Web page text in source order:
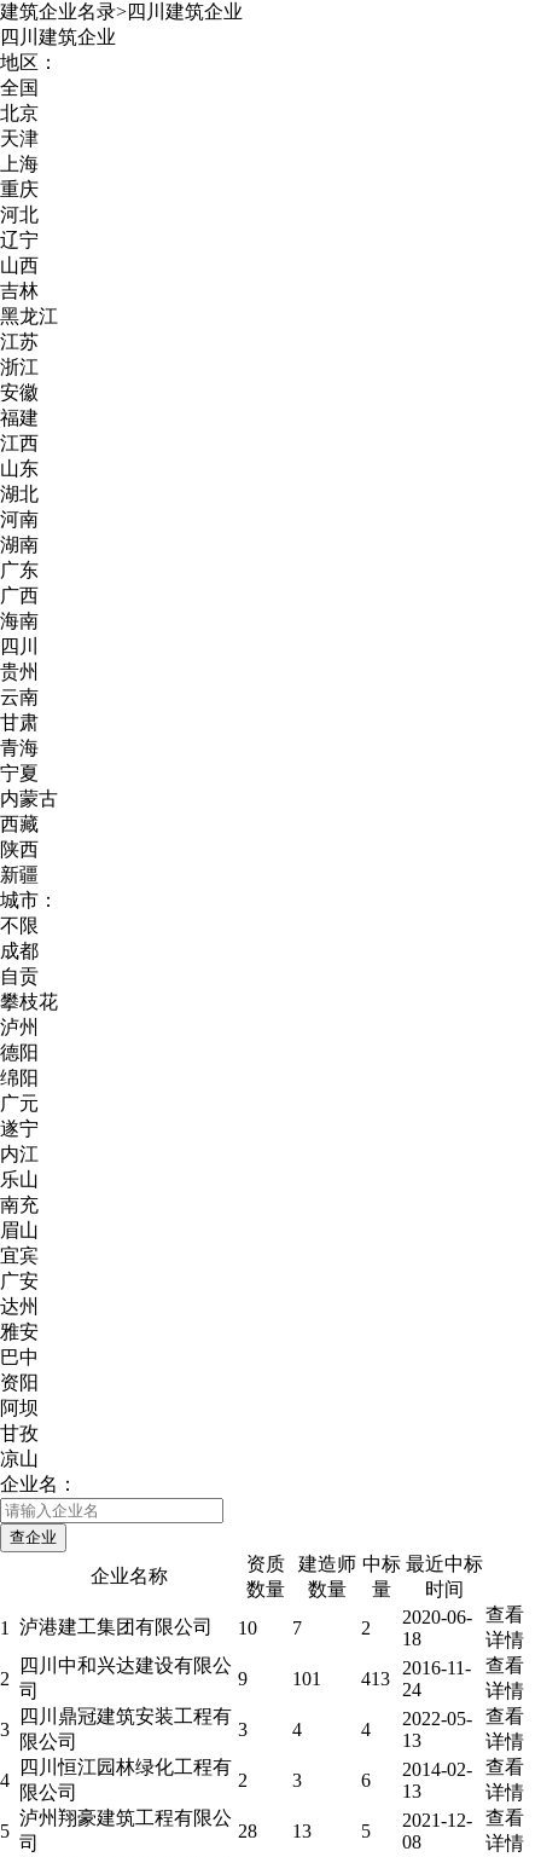
建筑企业名录>四川建筑企业
四川建筑企业
地区：
全国
北京
天津
上海
重庆
河北
辽宁
山西
吉林
黑龙江
江苏
浙江
安徽
福建
江西
山东
湖北
河南
湖南
广东
广西
海南
四川
贵州
云南
甘肃
青海
宁夏
内蒙古
西藏
陕西
新疆
城市：
不限
成都
自贡
攀枝花
泸州
德阳
绵阳
广元
遂宁
内江
乐山
南充
眉山
宜宾
广安
达州
雅安
巴中
资阳
阿坝
甘孜
凉山
企业名：
企业名称
资质
数量
建造师
数量
中标
量
最近中标
时间
1
泸港建工集团有限公司 10 7 2
2020-06-
18
查看
详情
2
四川中和兴达建设有限公
司
9 101 413
2016-11-
24
查看
详情
3
四川鼎冠建筑安装工程有
限公司
3 4 4
2022-05-
13
查看
详情
4
四川恒江园林绿化工程有
限公司
2 3 6
2014-02-
13
查看
详情
5
泸州翔豪建筑工程有限公
司
28 13 5
2021-12-
08
查看
详情